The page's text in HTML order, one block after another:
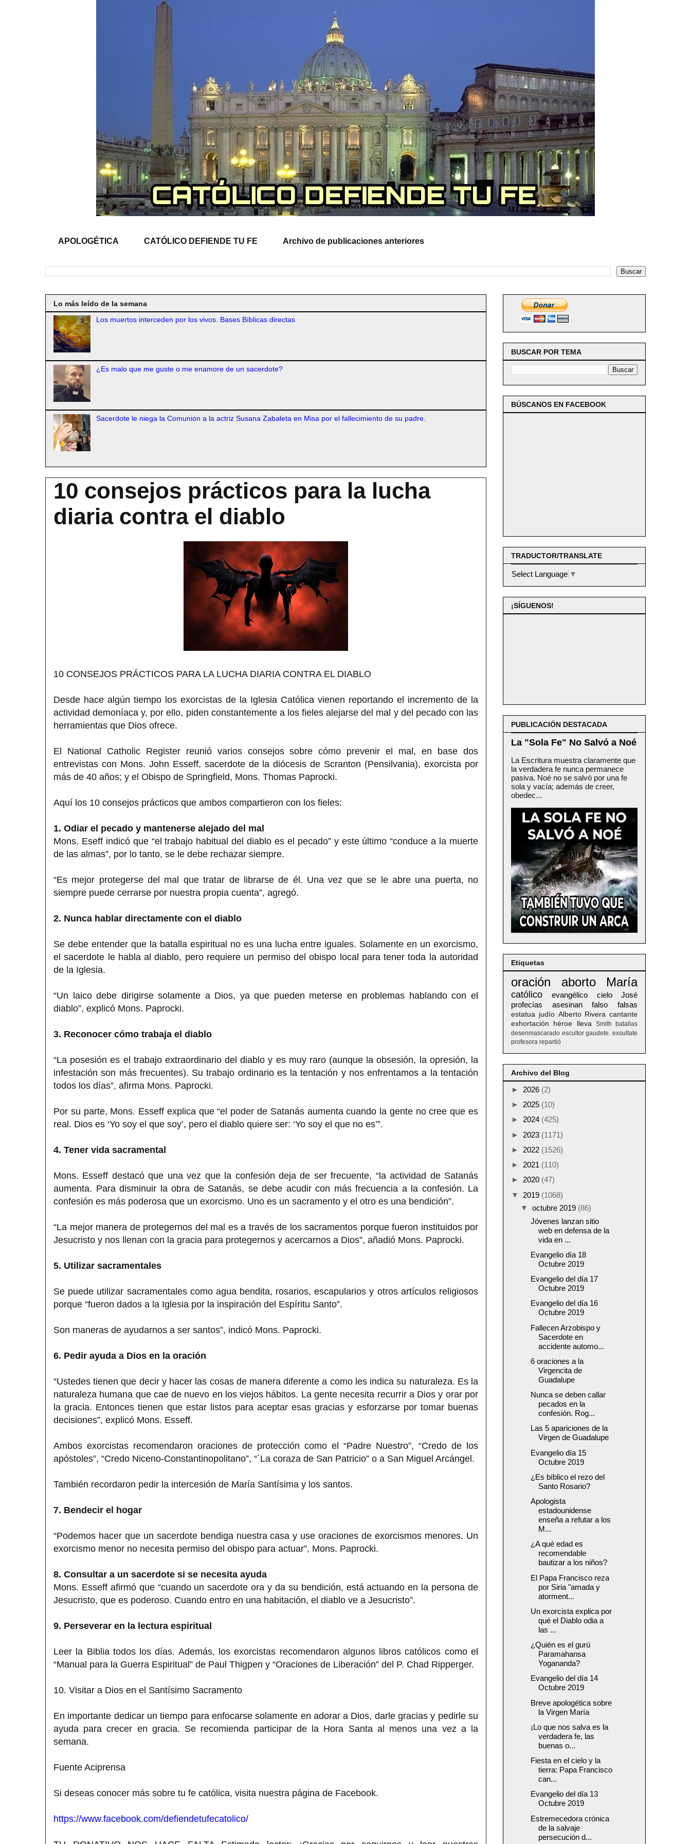
APOLOGÉTICA CATÓLICO DEFIENDE TU FE Archivo de publicaciones anteriores
Lo más leído de la semana
Los muertos interceden por los vivos. Bases Bíblicas directas
¿Es malo que me guste o me enamore de un sacerdote?
Sacerdote le niega la Comunión a la actriz Susana Zabaleta en Misa por el fallecimiento de su padre.
10 consejos prácticos para la lucha
diaria contra el diablo
10 CONSEJOS PRÁCTICOS PARA LA LUCHA DIARIA CONTRA EL DIABLO
Desde hace algún tiempo los exorcistas de la Iglesia Católica vienen reportando el incremento de la
actividad demoníaca y, por ello, piden constantemente a los fieles alejarse del mal y del pecado con las
herramientas que Dios ofrece.
El National Catholic Register reunió varios consejos sobre cómo prevenir el mal, en base dos
entrevistas con Mons. John Esseff, sacerdote de la diócesis de Scranton (Pensilvania), exorcista por
más de 40 años; y el Obispo de Springfield, Mons. Thomas Paprocki.
Aquí los 10 consejos prácticos que ambos compartieron con los fieles:
1. Odiar el pecado y mantenerse alejado del mal
Mons. Eseff indicó que “el trabajo habitual del diablo es el pecado” y este último “conduce a la muerte
de las almas”, por lo tanto, se le debe rechazar siempre.
“Es mejor protegerse del mal que tratar de librarse de él. Una vez que se le abre una puerta, no
siempre puede cerrarse por nuestra propia cuenta”, agregó.
2. Nunca hablar directamente con el diablo
Se debe entender que la batalla espiritual no es una lucha entre iguales. Solamente en un exorcismo,
el sacerdote le habla al diablo, pero requiere un permiso del obispo local para tener toda la autoridad
de la Iglesia.
“Un laico debe dirigirse solamente a Dios, ya que pueden meterse en problemas hablando con el
diablo”, explicó Mons. Paprocki.
3. Reconocer cómo trabaja el diablo
“La posesión es el trabajo extraordinario del diablo y es muy raro (aunque la obsesión, la opresión, la
infestación son más frecuentes). Su trabajo ordinario es la tentación y nos enfrentamos a la tentación
todos los días”, afirma Mons. Paprocki.
Por su parte, Mons. Esseff explica que “el poder de Satanás aumenta cuando la gente no cree que es
real. Dios es ‘Yo soy el que soy’, pero el diablo quiere ser: ‘Yo soy el que no es’”.
4. Tener vida sacramental
Mons. Esseff destacó que una vez que la confesión deja de ser frecuente, “la actividad de Satanás
aumenta. Para disminuir la obra de Satanás, se debe acudir con más frecuencia a la confesión. La
confesión es más poderosa que un exorcismo. Uno es un sacramento y el otro es una bendición”.
“La mejor manera de protegernos del mal es a través de los sacramentos porque fueron instituidos por
Jesucristo y nos llenan con la gracia para protegernos y acercarnos a Dios”, añadió Mons. Paprocki.
5. Utilizar sacramentales
Se puede utilizar sacramentales como agua bendita, rosarios, escapularios y otros artículos religiosos
porque “fueron dados a la Iglesia por la inspiración del Espíritu Santo”.
Son maneras de ayudarnos a ser santos”, indicó Mons. Paprocki.
6. Pedir ayuda a Dios en la oración
“Ustedes tienen que decir y hacer las cosas de manera diferente a como les indica su naturaleza. Es la
naturaleza humana que cae de nuevo en los viejos hábitos. La gente necesita recurrir a Dios y orar por
la gracia. Entonces tienen que estar listos para aceptar esas gracias y esforzarse por tomar buenas
decisiones”, explicó Mons. Esseff.
Ambos exorcistas recomendaron oraciones de protección como el “Padre Nuestro”, “Credo de los
apóstoles”, “Credo Niceno-Constantinopolitano”, “´La coraza de San Patricio” o a San Miguel Arcángel.
También recordaron pedir la intercesión de María Santísima y los santos.
7. Bendecir el hogar
“Podemos hacer que un sacerdote bendiga nuestra casa y use oraciones de exorcismos menores. Un
exorcismo menor no necesita permiso del obispo para actuar”, Mons. Paprocki.
8. Consultar a un sacerdote si se necesita ayuda
Mons. Esseff afirmó que “cuando un sacerdote ora y da su bendición, está actuando en la persona de
Jesucristo, que es poderoso. Cuando entro en una habitación, el diablo ve a Jesucristo”.
9. Perseverar en la lectura espiritual
Leer la Biblia todos los días. Además, los exorcistas recomendaron algunos libros católicos como el
“Manual para la Guerra Espiritual” de Paul Thigpen y “Oraciones de Liberación” del P. Chad Ripperger.
10. Visitar a Dios en el Santísimo Sacramento
En importante dedicar un tiempo para enfocarse solamente en adorar a Dios, darle gracias y pedirle su
ayuda para crecer en gracia. Se recomienda participar de la Hora Santa al menos una vez a la
semana.
Fuente Aciprensa
Si deseas conocer más sobre tu fe católica, visita nuestra página de Facebook.
https://www.facebook.com/defiendetufecatolico/
BUSCAR POR TEMA
BÚSCANOS EN FACEBOOK
TRADUCTOR/TRANSLATE
Select Language ▼
¡SÍGUENOS!
PUBLICACIÓN DESTACADA
La "Sola Fe" No Salvó a Noé
La Escritura muestra claramente que
la verdadera fe nunca permanece
pasiva. Noé no se salvó por una fe
sola y vacía; además de creer,
obedec...
Etiquetas
oración aborto María
católico evangélico cielo
José
profecías
asesinan falso falsas
estatua judío Alberto Rivera cantante
exhortación
héroe lleva Smith
batallas
desenmascarado escultor gaudete. exsultate
profesora repartió
Archivo del Blog
► 2026 (2)
► 2025 (10)
► 2024 (425)
► 2023 (1171)
► 2022 (1526)
► 2021 (110)
► 2020 (47)
▼ 2019 (1068)
▼ octubre 2019 (86)
Jóvenes lanzan sitio
web en defensa de la
vida en ...
Evangelio día 18
Octubre 2019
Evangelio del día 17
Octubre 2019
Evangelio del día 16
Octubre 2019
Fallecen Arzobispo y
Sacerdote en
accidente automo...
6 oraciones a la
Virgencita de
Guadalupe
Nunca se deben callar
pecados en la
confesión. Rog...
Las 5 apariciones de la
Virgen de Guadalupe
Evangelio día 15
Octubre 2019
¿Es bíblico el rezo del
Santo Rosario?
Apologista
estadounidense
enseña a refutar a los
M...
¿A qué edad es
recomendable
bautizar a los niños?
El Papa Francisco reza
por Siria "amada y
atorment...
Un exorcista explica por
qué el Diablo odia a
las ...
¿Quién es el gurú
Paramahansa
Yogananda?
Evangelio del día 14
Octubre 2019
Breve apologética sobre
la Virgen María
¡Lo que nos salva es la
verdadera fe, las
buenas o...
Fiesta en el cielo y la
tierra: Papa Francisco
can...
Evangelio del día 13
Octubre 2019
Estremecedora crónica
de la salvaje
persecución d...